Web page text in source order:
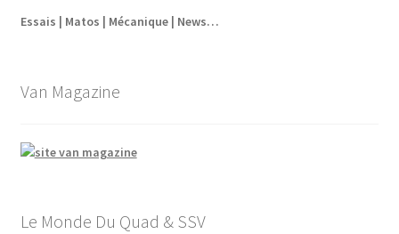
Essais | Matos | Mécanique | News…
Van Magazine
Le Monde Du Quad & SSV